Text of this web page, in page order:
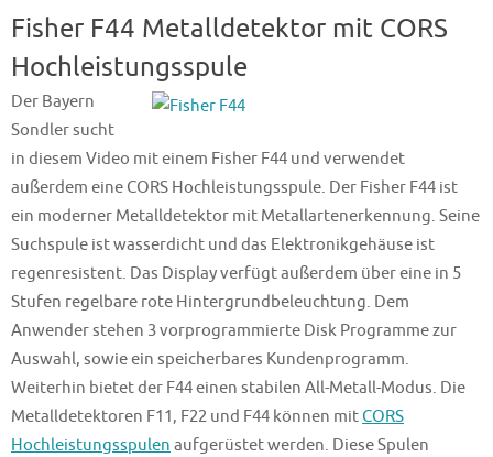
Fisher F44 Metalldetektor mit CORS
Hochleistungsspule
Der Bayern
Sondler sucht
in diesem Video mit einem Fisher F44 und verwendet
außerdem eine CORS Hochleistungsspule. Der Fisher F44 ist
ein moderner Metalldetektor mit Metallartenerkennung. Seine
Suchspule ist wasserdicht und das Elektronikgehäuse ist
regenresistent. Das Display verfügt außerdem über eine in 5
Stufen regelbare rote Hintergrundbeleuchtung. Dem
Anwender stehen 3 vorprogrammierte Disk Programme zur
Auswahl, sowie ein speicherbares Kundenprogramm.
Weiterhin bietet der F44 einen stabilen All-Metall-Modus. Die
Metalldetektoren F11, F22 und F44 können mitCORS
Hochleistungsspulen aufgerüstet werden. Diese Spulen